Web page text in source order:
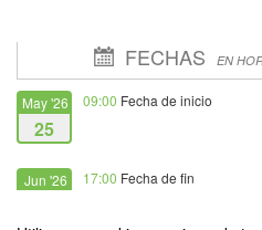
FECHAS EN
May '26
25
09:00 Fecha de inicio
Jun '26 17:00 Fecha de fin